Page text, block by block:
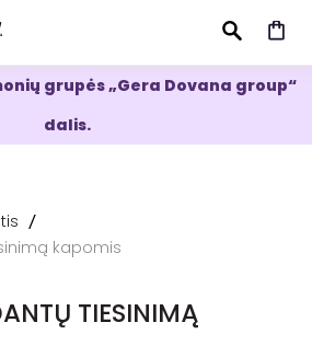
IEŠKOTI
grupės „Gera Dovana group“
dalis.
kapomis
TIESINIMĄ